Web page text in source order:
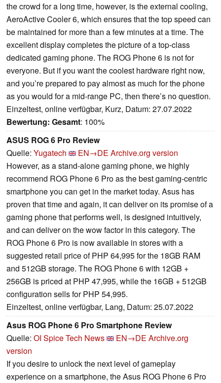
the crowd for a long time, however, is the external cooling,
AeroActive Cooler 6, which ensures that the top speed can
be maintained for more than a few minutes at a time. The
excellent display completes the picture of a top-class
dedicated gaming phone. The ROG Phone 6 is not for
everyone. But if you want the coolest hardware right now,
and you’re prepared to pay almost as much for the phone
as you would for a mid-range PC, then there’s no question.
Einzeltest, online verfügbar, Kurz, Datum: 27.07.2022
Bewertung: Gesamt: 100%
ASUS ROG 6 Pro Review
Quelle: Yugatech EN→DE Archive.org version
However, as a stand-alone gaming phone, we highly
recommend ROG Phone 6 Pro as the best gaming-centric
smartphone you can get in the market today. Asus has
proven that time and again, it can deliver on its promise of a
gaming phone that performs well, is designed intuitively,
and can deliver on the wow factor in this category. The
ROG Phone 6 Pro is now available in stores with a
suggested retail price of PHP 64,995 for the 18GB RAM
and 512GB storage. The ROG Phone 6 with 12GB +
256GB is priced at PHP 47,995, while the 16GB + 512GB
configuration sells for PHP 54,995.
Einzeltest, online verfügbar, Lang, Datum: 25.07.2022
Asus ROG Phone 6 Pro Smartphone Review
Quelle: OI Spice Tech News EN→DE Archive.org
version
If you desire to unlock the next level of gameplay
experience on a smartphone, the Asus ROG Phone 6 Pro